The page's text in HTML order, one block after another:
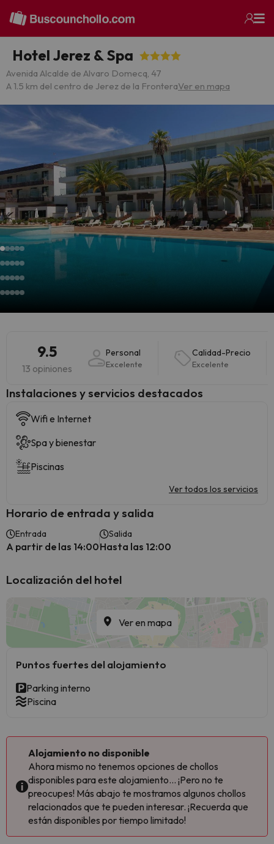
Hotel Jerez & Spa
Avenida Alcalde de Alvaro Domecq, 47
A 1.5 km del centro de Jerez de la FronteraVer en mapa
9.5
13 opiniones
Personal
Excelente
Calidad-Precio
Excelente
Instalaciones y servicios destacados
Wifi e Internet
Spa y bienestar
Piscinas
Ver todos los servicios
Horario de entrada y salida
Entrada
A partir de las 14:00
Salida
Hasta las 12:00
Localización del hotel
Ver en mapa
Puntos fuertes del alojamiento
Parking interno
Piscina
Alojamiento no disponible
Ahora mismo no tenemos opciones de chollos
disponibles para este alojamiento... ¡Pero no te
preocupes! Más abajo te mostramos algunos chollos
relacionados que te pueden interesar. ¡Recuerda que
están disponibles por tiempo limitado!